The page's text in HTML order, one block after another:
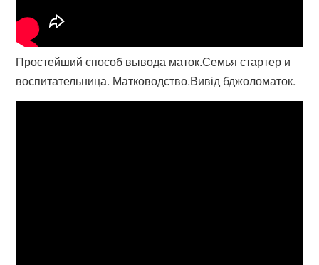
Простейший способ вывода маток.Семья стартер и
воспитательница. Матководство.Вивід бджоломаток.